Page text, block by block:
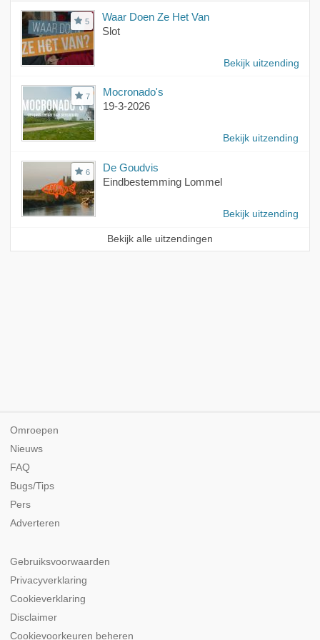
5
Waar Doen Ze Het Van
Slot
Bekijk uitzending
7
Mocronado's
19-3-2026
Bekijk uitzending
6
De Goudvis
Eindbestemming Lommel
Bekijk uitzending
Bekijk alle uitzendingen
Omroepen
Nieuws
FAQ
Bugs/Tips
Pers
Adverteren
Gebruiksvoorwaarden
Privacyverklaring
Cookieverklaring
Disclaimer
Cookievoorkeuren beheren